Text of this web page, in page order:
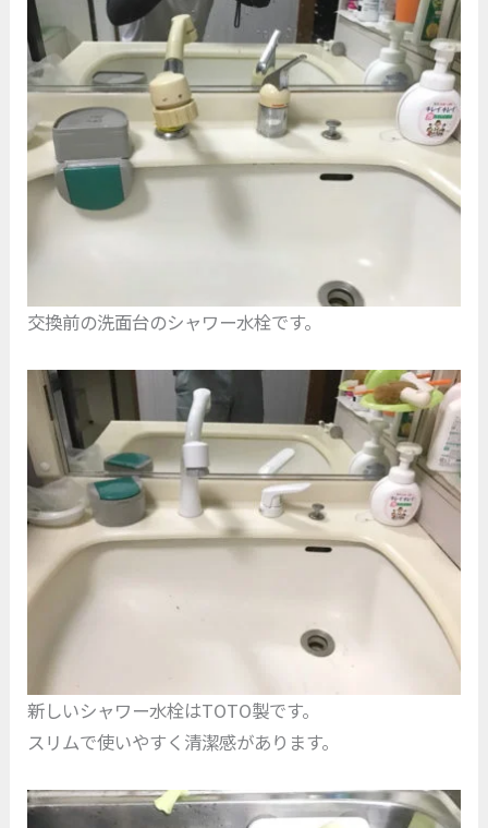
交換前の洗面台のシャワー水栓です。
新しいシャワー水栓はTOTO製です。
スリムで使いやすく清潔感があります。